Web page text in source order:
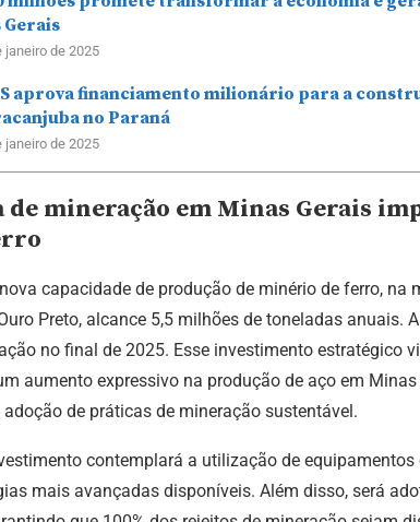
Gerais
janeiro de 2025
aprova financiamento milionário para a
no Paraná
janeiro de 2025
de mineração em Minas Gerais
capacidade de produção de minério de ferro, na
Preto, alcance 5,5 milhões de toneladas anuais.
no final de 2025. Esse investimento estratégico
aumento expressivo na produção de aço em
de práticas de mineração sustentável.
contemplará a utilização de
mais avançadas disponíveis. Além disso, será